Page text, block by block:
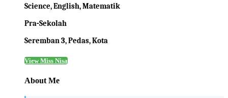
Science, English, Matematik
Pra-Sekolah
Seremban 3, Pedas, Kota
View Miss Nisa
About Me